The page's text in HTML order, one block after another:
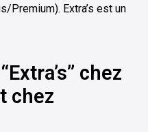
Premium). Extra’s est un
chez
chez